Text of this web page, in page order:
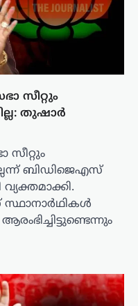
സീറ്റും
തുഷാര്‍
സീറ്റും
ബിഡിജെഎസ്